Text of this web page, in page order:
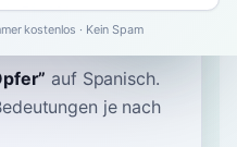
” auf Spanisch.
je nach
kostenlos · Kein Spam